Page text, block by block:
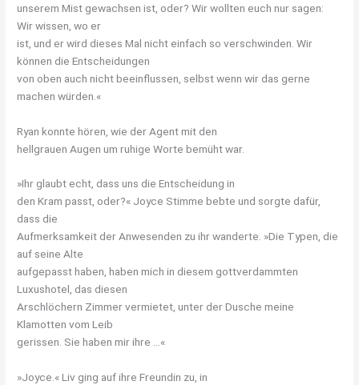
unserem Mist gewachsen ist, oder? Wir wollten euch nur sagen:
Wir wissen, wo er
ist, und er wird dieses Mal nicht einfach so verschwinden. Wir
können die Entscheidungen
von oben auch nicht beeinflussen, selbst wenn wir das gerne
machen würden.«
Ryan konnte hören, wie der Agent mit den
hellgrauen Augen um ruhige Worte bemüht war.
»Ihr glaubt echt, dass uns die Entscheidung in
den Kram passt, oder?« Joyce Stimme bebte und sorgte dafür,
dass die
Aufmerksamkeit der Anwesenden zu ihr wanderte. »Die Typen, die
auf seine Alte
aufgepasst haben, haben mich in diesem gottverdammten
Luxushotel, das diesen
Arschlöchern Zimmer vermietet, unter der Dusche meine
Klamotten vom Leib
gerissen. Sie haben mir ihre …«
»Joyce.« Liv ging auf ihre Freundin zu, in